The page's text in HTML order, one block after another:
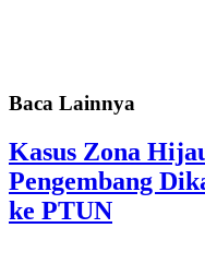
Baca Lainnya
Kasus Zona
Pengembang
ke PTUN